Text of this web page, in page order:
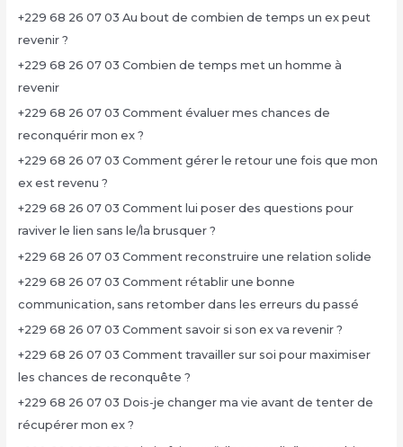
+229 68 26 07 03 Au bout de combien de temps un ex peut
revenir ?
+229 68 26 07 03 Combien de temps met un homme à
revenir
+229 68 26 07 03 Comment évaluer mes chances de
reconquérir mon ex ?
+229 68 26 07 03 Comment gérer le retour une fois que mon
ex est revenu ?
+229 68 26 07 03 Comment lui poser des questions pour
raviver le lien sans le/la brusquer ?
+229 68 26 07 03 Comment reconstruire une relation solide
+229 68 26 07 03 Comment rétablir une bonne
communication, sans retomber dans les erreurs du passé
+229 68 26 07 03 Comment savoir si son ex va revenir ?
+229 68 26 07 03 Comment travailler sur soi pour maximiser
les chances de reconquête ?
+229 68 26 07 03 Dois-je changer ma vie avant de tenter de
récupérer mon ex ?